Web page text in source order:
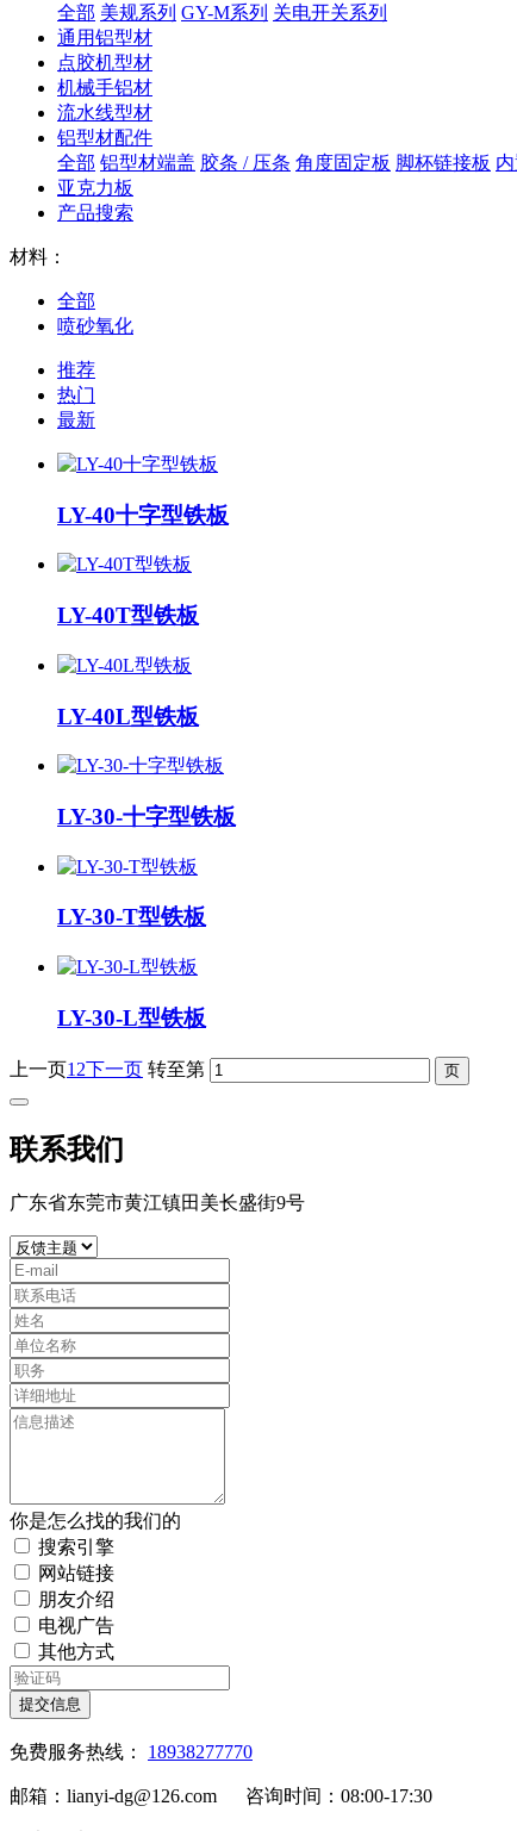
全部 美规系列 GY-M系列 关电开关系列
通用铝型材
点胶机型材
机械手铝材
流水线型材
铝型材配件
全部 铝型材端盖 胶条 / 压条 角度固定板 脚杯链接板
亚克力板
产品搜索
材料：
全部
喷砂氧化
推荐
热门
最新
LY-40十字型铁板
LY-40T型铁板
LY-40L型铁板
LY-30-十字型铁板
LY-30-T型铁板
LY-30-L型铁板
上一页1 2下一页 转至第
联系我们
广东省东莞市黄江镇田美长盛街9号
你是怎么找的我们的
搜索引擎
网站链接
朋友介绍
电视广告
其他方式
提交信息
免费服务热线： 18938277770
邮箱：lianyi-dg@126.com 咨询时间：08:00-17:30